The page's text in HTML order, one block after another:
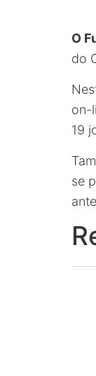
O
do
on-
19
se